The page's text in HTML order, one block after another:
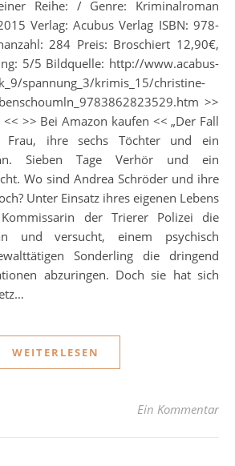
Reihe: / Genre: Kriminalroman
Verlag: Acubus Verlag ISBN: 978-
284 Preis: Broschiert 12,90€,
5/5 Bildquelle: http://www.acabus-
spannung_3/krimis_15/christine-
>>
>> Bei Amazon kaufen << „Der Fall
Frau, ihre sechs Töchter und ein
Sieben Tage Verhör und ein
Wo sind Andrea Schröder und ihre
Unter Einsatz ihres eigenen Lebens
der Trierer Polizei die
und versucht, einem psychisch
Sonderling die dringend
abzuringen. Doch sie hat sich
WEITERLESEN
Ein Kommentar